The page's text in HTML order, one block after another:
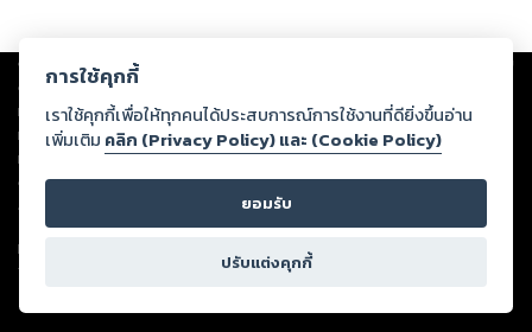
Copyright © 2026
ต่อผลงานหรือเนื้อหาใดที่อัปโหลดผ่านเว็บไซต์และปรากฏว่าละเมิดสิทธิใน
ทรัพย์สินทางปัญญาของบุคคลอื่นหรือขัดต่อกฎหมายและศีลธรรม ดังนั้น ผู้อ่าน
ทุกท่านโปรดใช้วิจารณญาณในการกลั่นกรองด้วยตนเอง และหากท่านพบว่าส่วน
หนึ่งส่วนใดขัดต่อกฎหมายและศีลธรรม กรุณาแจ้งมายังบริษัท เพื่อทีมงานจะได้
ดำเนินการในทันที ทั้งนี้ ทางสตอรี่ล็อกขอสงวนลิขสิทธิ์ตามพระราชบัญญัติ
ลิขสิทธิ์ พ.ศ. 2537 (ฉบับล่าสุด)
For support: member@ookbee.com
Version
การใช้คุกกี้
เราใช้คุกกี้เพื่อให้ทุกคนได้ประสบการณ์การใช้งานที่ดียิ่งขึ้นอ่าน
เพิ่มเติม คลิก (Privacy Policy) และ (Cookie Policy)
ยอมรับ
ปรับแต่งคุกกี้